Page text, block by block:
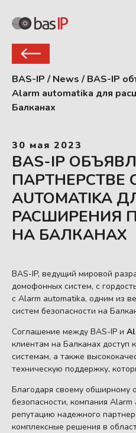
BAS-IP / News / BAS-IP
Alarm automatika для
Балканах
30 мая 2023
BAS-IP
ПАРТНЕРСТВЕ
AUTOMATIKA
РАСШИРЕНИЯ
НА БАЛКАНАХ
BAS-IP, ведущий мировой
домофонных систем, с
с Alarm automatika, одним из
систем безопасности на
Соглашение между BAS-IP и
клиентам на Балканах
системам, а также
техническую поддержку,
Благодаря своему обширному
безопасности, компания
репутацию надежного
комплексные решения в